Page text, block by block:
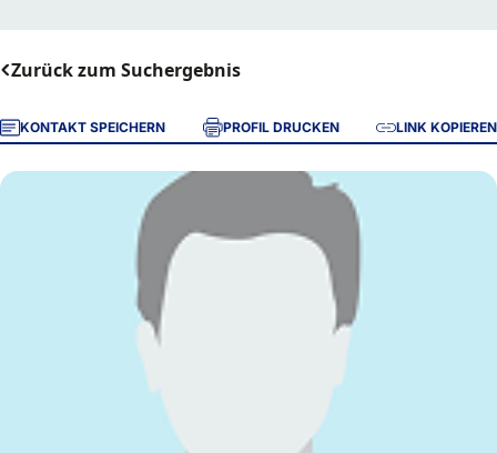
Zurück zum Suchergebnis
KONTAKT SPEICHERN PROFIL DRUCKEN LINK KOPIEREN